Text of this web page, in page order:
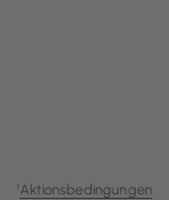
¹Aktionsbedingungen